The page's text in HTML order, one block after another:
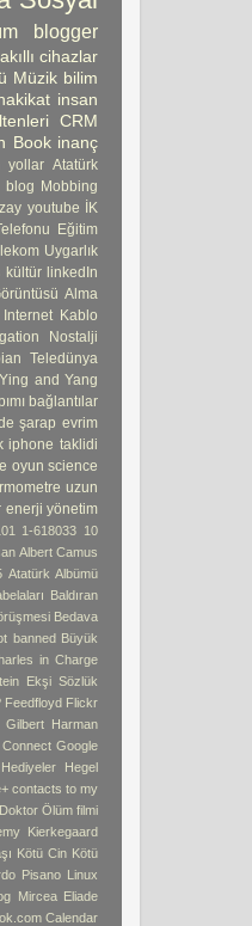
blogger
akıllı cihazlar
Müzik bilim
insan
CRM
Book inanç
yollar Atatürk
blog Mobbing
youtube İK
Eğitim
Uygarlık
kültür linkedIn
Alma
Internet Kablo
Nostalji
Teledünya
Ying and Yang
bağlantılar
şarap evrim
iphone taklidi
oyun science
uzun
enerji yönetim
1-618033 10
Albert Camus
Atatürk Albümü
Baldıran
Bedava
banned Büyük
in Charge
Ekşi Sözlük
Feedfloyd Flickr
Gilbert Harman
Google
Hediyeler
Hegel
contacts to my
Ölüm filmi
Kierkegaard
Kötü Cin Kötü
Pisano Linux
Mircea Eliade
Calendar